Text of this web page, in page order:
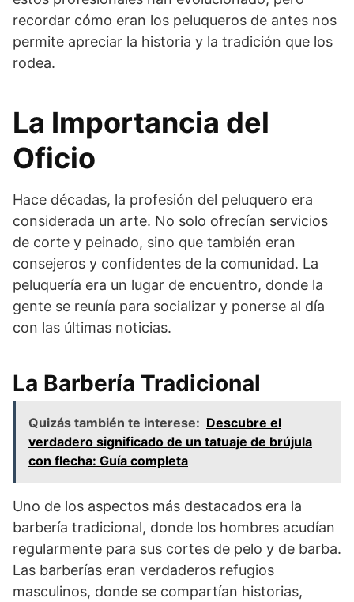
recordar cómo eran los peluqueros de antes nos
permite apreciar la historia y la tradición que los
rodea.
La Importancia del
Oficio
Hace décadas, la profesión del peluquero era
considerada un arte. No solo ofrecían servicios
de corte y peinado, sino que también eran
consejeros y confidentes de la comunidad. La
peluquería era un lugar de encuentro, donde la
gente se reunía para socializar y ponerse al día
con las últimas noticias.
La Barbería Tradicional
Quizás también te interese: Descubre el
verdadero significado de un tatuaje de brújula
con flecha: Guía completa
Uno de los aspectos más destacados era la
barbería tradicional, donde los hombres acudían
regularmente para sus cortes de pelo y de barba.
Las barberías eran verdaderos refugios
masculinos, donde se compartían historias,